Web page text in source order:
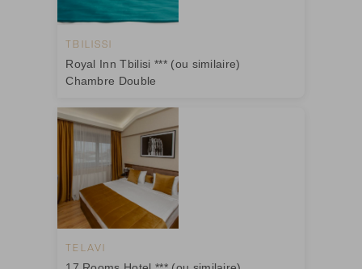
TBILISSI
Royal Inn Tbilisi *** (ou similaire)
Chambre Double
TELAVI